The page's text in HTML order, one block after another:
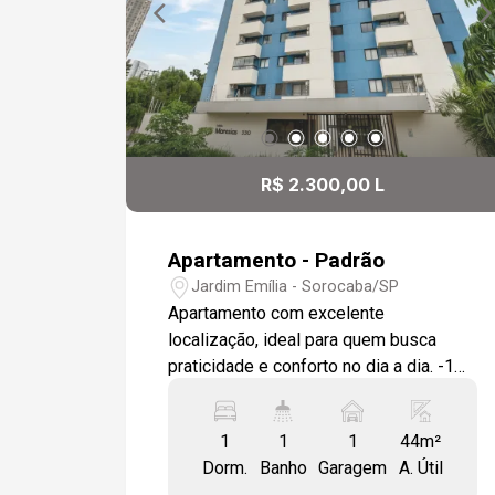
R$ 2.300,00 L
Apartamento - Padrão
Jardim Emília - Sorocaba/SP
Apartamento com excelente
localização, ideal para quem busca
praticidade e conforto no dia a dia. -1
Banheiro com box; -Cozinha com
móveis planejados; -Banheiro com
móveis planejados; -Geladeira na
1
Dorm.
1
Banho
1
Garagem
44m²
A. Útil